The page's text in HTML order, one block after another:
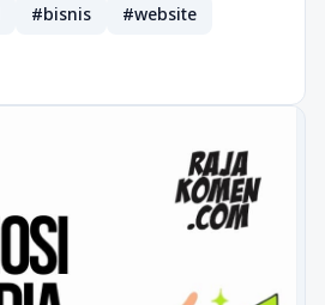
#bisnis
#website